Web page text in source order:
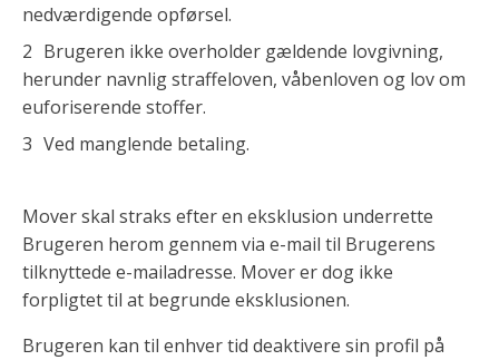
nedværdigende opførsel.
Brugeren ikke overholder gældende lovgivning,
herunder navnlig straffeloven, våbenloven og lov om
euforiserende stoffer.
Ved manglende betaling.
Mover skal straks efter en eksklusion underrette
Brugeren herom gennem via e-mail til Brugerens
tilknyttede e-mailadresse. Mover er dog ikke
forpligtet til at begrunde eksklusionen.
Brugeren kan til enhver tid deaktivere sin profil på